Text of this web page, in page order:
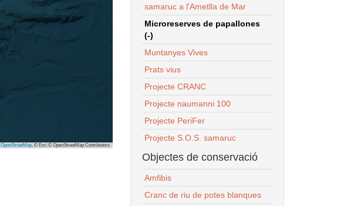
OpenStreetMap, © Esri © OpenStreetMap Contributors
samaruc a l'Ametlla de Mar
Microreserves de papallones
(-)
Muntanyes Vives
Prats vius
Projecte CRANC
Projecte naumanni 100
Projecte PeriFer
Projecte S.O.S. samaruc
Objectes de conservació
Amfibis
Cranc de riu de potes blanques